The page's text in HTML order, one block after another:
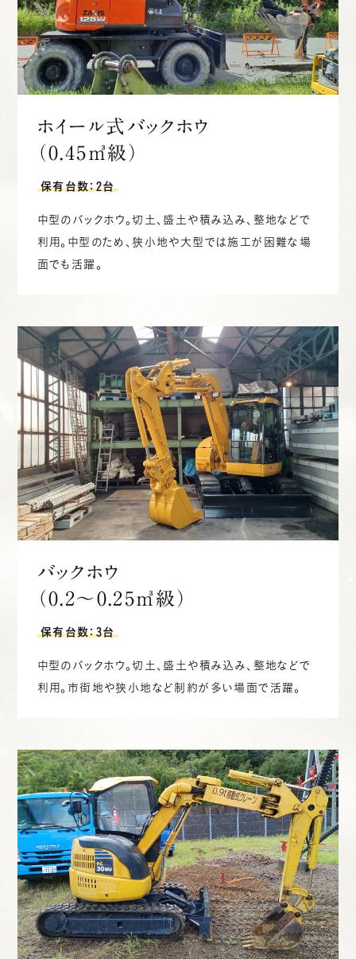
ホイール式バックホウ
（0.45㎥級）
保有台数：2台
中型のバックホウ。切土、盛土や積み込み、整地などで
利用。中型のため、狭小地や大型では施工が困難な場
面でも活躍。
バックホウ
（0.2〜0.25㎥級）
保有台数：3台
中型のバックホウ。切土、盛土や積み込み、整地などで
利用。市街地や狭小地など制約が多い場面で活躍。